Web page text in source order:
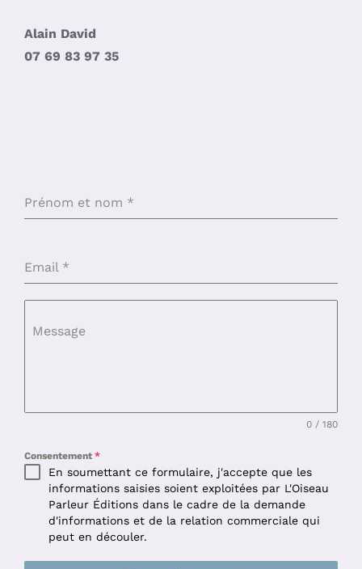
Alain David
07 69 83 97 35
Prénom et nom *
Email *
Message
0 / 180
Consentement *
En soumettant ce formulaire, j'accepte que les
informations saisies soient exploitées par L'Oiseau
Parleur Éditions dans le cadre de la demande
d'informations et de la relation commerciale qui
peut en découler.